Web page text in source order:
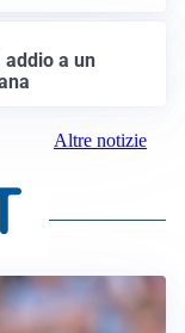
addio a un
Altre notizie